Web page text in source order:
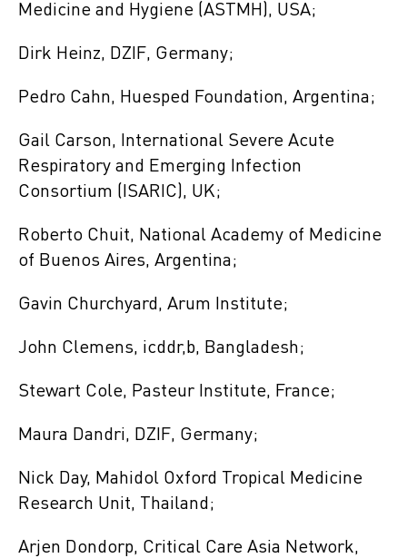
Medicine and Hygiene (ASTMH), USA;
Dirk Heinz, DZIF, Germany;
Pedro Cahn, Huesped Foundation, Argentina;
Gail Carson, International Severe Acute
Respiratory and Emerging Infection
Consortium (ISARIC), UK;
Roberto Chuit, National Academy of Medicine
of Buenos Aires, Argentina;
Gavin Churchyard, Arum Institute;
John Clemens, icddr,b, Bangladesh;
Stewart Cole, Pasteur Institute, France;
Maura Dandri, DZIF, Germany;
Nick Day, Mahidol Oxford Tropical Medicine
Research Unit, Thailand;
Arjen Dondorp, Critical Care Asia Network,